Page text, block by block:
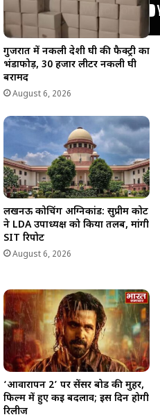
गुजरात में नकली देशी घी की फैक्ट्री का
भंडाफोड़, 30 हजार लीटर नकली घी
बरामद
August 6, 2026
लखनऊ कोचिंग अग्निकांड: सुप्रीम कोर्ट
ने LDA उपाध्यक्ष को किया तलब, मांगी
SIT रिपोर्ट
August 6, 2026
‘आवारापन 2’ पर सेंसर बोर्ड की मुहर,
फिल्म में हुए कई बदलाव; इस दिन होगी
रिलीज